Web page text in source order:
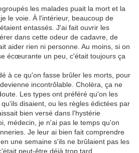
les malades puait la mort et la
le voie. À l'intérieur, beaucoup de
entassés. J'ai fait ouvrir les
dans cette odeur de cadavre, de
aider rien ni personne. Au moins, si on
écœurante un peu, c'était toujours ça
à ce qu'on fasse brûler les morts, pour
incontrôlable. Choléra, ça ne
Les types ont préféré qu'on les
disaient, ou les règles édictées par
bien versé dans l'hystérie
médecin, je n'ai pas le temps qu'on
Je leur ai bien fait comprendre
une semaine s'ils ne brûlaient pas les
peut-être déjà trop tard,